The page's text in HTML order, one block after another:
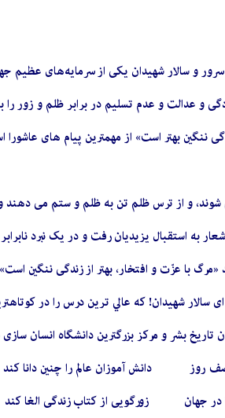
سرور و سالار شهیدان یکی از سرمایه‌های عظیم
و عدالت و عدم تسلیم در برابر ظلم و زور
ننگين بهتر است» از مهمترين پيام هاى عاشورا
و از ترس ظلم تن به ظلم و ستم می دهند
شعار به استقبال يزيديان رفت و در یک نبرد
«مرگ با عزّت و افتخار، بهتر از زندگى ننگين
سالار شهيدان! كه عالي ترين درس‏ را در
بشر و مركز بزرگترين دانشگاه انسان
روز دانش آموزان عالم را چنين دانا كند
در جهان‏ زورگويى از كتاب زندگى الغا كند